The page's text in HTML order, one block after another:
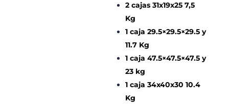
2 cajas 31x19x25 7,5
Kg
1 caja 29.5×29.5×29.5 y
11.7 Kg
1 caja 47.5×47.5×47.5 y
23 kg
1 caja 34x40x30 10.4
Kg